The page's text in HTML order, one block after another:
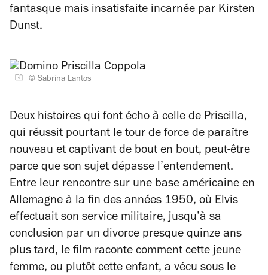
fantasque mais insatisfaite incarnée par Kirsten
Dunst.
© Sabrina Lantos
Deux histoires qui font écho à celle de Priscilla,
qui réussit pourtant le tour de force de paraître
nouveau et captivant de bout en bout, peut-être
parce que son sujet dépasse l’entendement.
Entre leur rencontre sur une base américaine en
Allemagne à la fin des années 1950, où Elvis
effectuait son service militaire, jusqu’à sa
conclusion par un divorce presque quinze ans
plus tard, le film raconte comment cette jeune
femme, ou plutôt cette enfant, a vécu sous le